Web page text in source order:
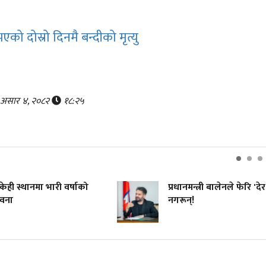
दोस्रो दिनमै बन्दीको मृत्यु
असार ४, २०८२ १८:२५
स्थानमा भारी वर्षाको
प्रधानमन्त्री बालेनले फेरि 'देर'
नगरून्!